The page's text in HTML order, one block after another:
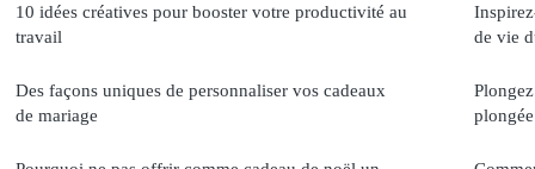
10 idées créatives pour booster votre productivité au
travail
Des façons uniques de personnaliser vos cadeaux
de mariage
de vie
plongée